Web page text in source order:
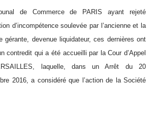
de Commerce de PARIS ayant rejeté
d’incompétence soulevée par l’ancienne et la
gérante, devenue liquidateur, ces dernières ont
contredit qui a été accueilli par la Cour d’Appel
laquelle, dans un Arrêt du 20
2016, a considéré que l’action de la Société